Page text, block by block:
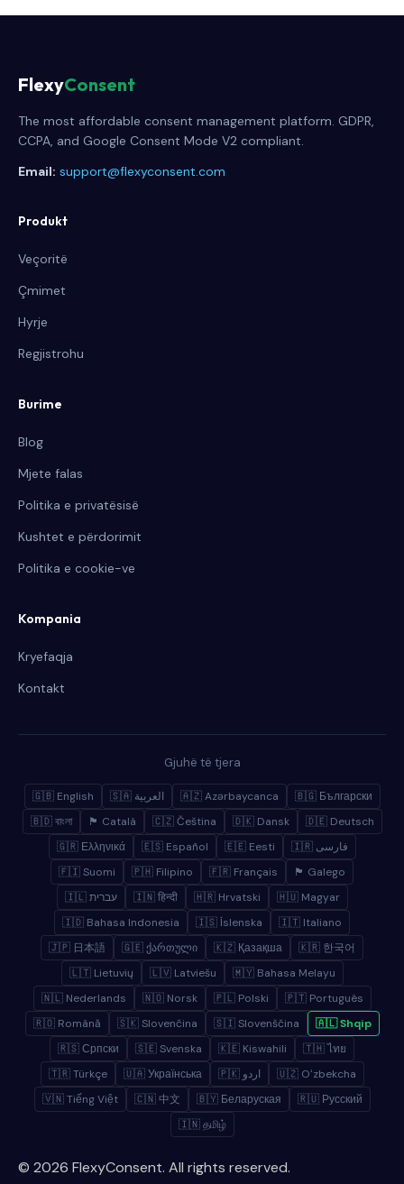
FlexyConsent
The most affordable consent management platform. GDPR,
CCPA, and Google Consent Mode V2 compliant.
Email: support@flexyconsent.com
Produkt
Veçoritë
Çmimet
Hyrje
Regjistrohu
Burime
Blog
Mjete falas
Politika e privatësisë
Kushtet e përdorimit
Politika e cookie-ve
Kompania
Kryefaqja
Kontakt
Gjuhë të tjera
🇬🇧 English 🇸🇦 العربية 🇦🇿 Azərbaycanca
🇧🇬 Български
🇧🇩 বাংলা
🏴 Català 🇨🇿 Čeština 🇩🇰 Dansk
🇩🇪 Deutsch
🇬🇷 Ελληνικά
🇪🇸 Español 🇪🇪 Eesti
🇮🇷 فارسی
🇫🇮 Suomi
🇵🇭 Filipino 🇫🇷 Français
🏴 Galego
🇮🇱 עברית
🇮🇳 हिन्दी 🇭🇷 Hrvatski
🇭🇺 Magyar
🇮🇩 Bahasa Indonesia
🇮🇸 Íslenska
🇮🇹 Italiano
🇯🇵 日本語
🇬🇪 ქართული 🇰🇿 Қазақша
🇰🇷 한국어
🇱🇹 Lietuvių
🇱🇻 Latviešu
🇲🇾 Bahasa Melayu
🇳🇱 Nederlands
🇳🇴 Norsk 🇵🇱 Polski
🇵🇹 Português
🇷🇴 Română
🇸🇰 Slovenčina 🇸🇮 Slovenščina
🇦🇱 Shqip
🇷🇸 Српски
🇸🇪 Svenska 🇰🇪 Kiswahili
🇹🇭 ไทย
🇹🇷 Türkçe
🇺🇦 Українська 🇵🇰 اردو
🇺🇿 Oʻzbekcha
🇻🇳 Tiếng Việt
🇨🇳 中文 🇧🇾 Беларуская
🇷🇺 Русский
🇮🇳 தமிழ்
© 2026 FlexyConsent. All rights reserved.